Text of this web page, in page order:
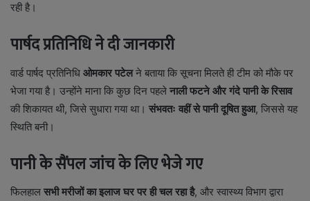
रही है।
पार्षद प्रतिनिधि ने दी जानकारी
वार्ड पार्षद प्रतिनिधि ओमकार पटेलने बताया कि सूचना मिलते ही टीम को मौके पर
भेजा गया है। उन्होंने माना कि कुछ दिन पहले नाली फटने और गंदे पानी के रिसाव
की शिकायत थी, जिसे सुधारा गया था। संभवतः वहीं से पानी दूषित हुआ, जिससे यह
स्थिति बनी।
पानी के सैंपल जांच के लिए भेजे गए
फिलहाल सभी मरीजों का इलाज घर पर ही चल रहा है, और स्वास्थ्य विभाग द्वारा